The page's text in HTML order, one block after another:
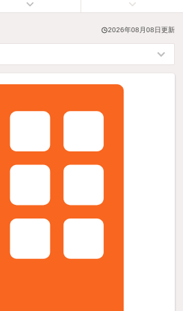
2026年08月08日更新